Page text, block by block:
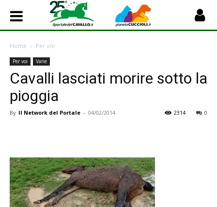
Home Per voi
Per voi Varie
Cavalli lasciati morire sotto la
pioggia
By Il Network del Portale - 04/02/2014 0
2314